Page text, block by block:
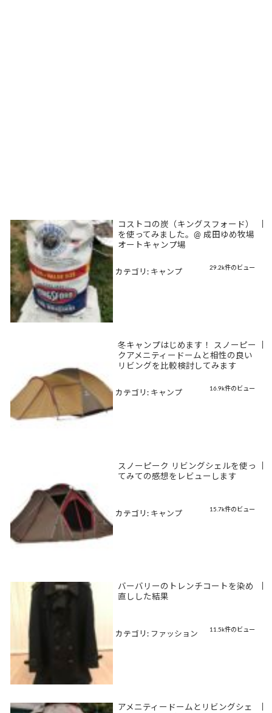
コストコの炭（キングスフォード）
を使ってみました。@ 成田ゆめ牧場
オートキャンプ場
29.2k件のビュー
カテゴリ: キャンプ
冬キャンプはじめます！ スノーピー
クアメニティードームと相性の良い
リビングを比較検討してみます
16.9k件のビュー
カテゴリ: キャンプ
スノーピーク リビングシェルを使っ
てみての感想をレビューします
15.7k件のビュー
カテゴリ: キャンプ
バーバリーのトレンチコートを染め
直しした結果
11.5k件のビュー
カテゴリ: ファッション
アメニティードームとリビングシェ